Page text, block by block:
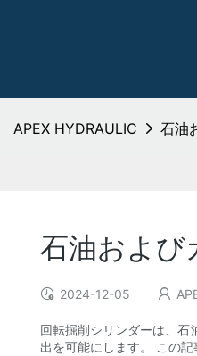
APEX HYDRAULIC 石油
石油および
2024-12-05
回転掘削シリンダーは、石
出を可能にします。 この